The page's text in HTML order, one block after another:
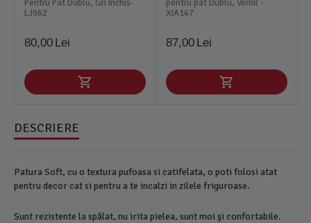
Pentru Pat Dublu, Gri Inchis-
LJ962
80,00 Lei
pentru pat Dublu, Vernil -
XIA147
87,00 Lei
DESCRIERE
Patura Soft, cu o textura pufoasa si catifelata, o poti folosi atat
pentru decor cat si pentru a te incalzi in zilele friguroase.
Sunt rezistente la spălat, nu irita pielea, sunt moi şi confortabile.